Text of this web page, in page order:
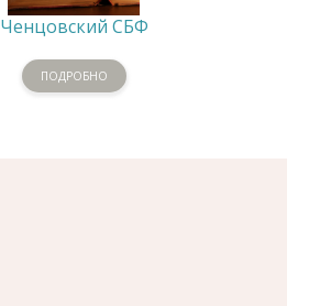
Ченцовский СБФ
ПОДРОБНО